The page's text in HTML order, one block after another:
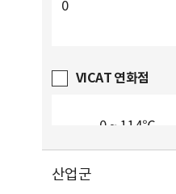
0
VICAT 연화점
0
산업군